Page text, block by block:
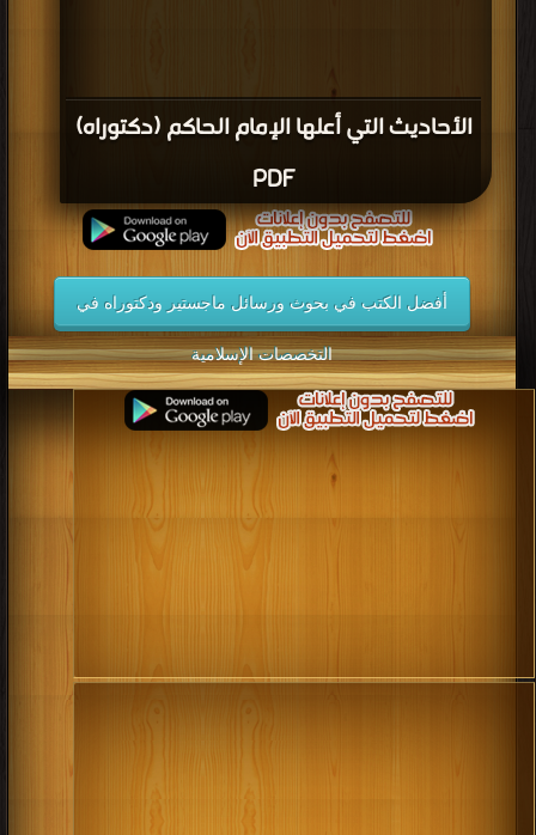
الأحاديث التي أعلها الإمام الحاكم (دكتوراه)
PDF
أفضل الكتب في بحوث ورسائل ماجستير ودكتوراه في
التخصصات الإسلامية